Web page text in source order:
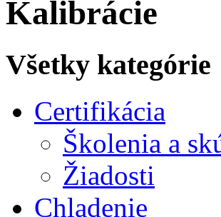
Kalibrácie
Všetky kategórie
Certifikácia
Školenia a
Žiadosti
Chladenie